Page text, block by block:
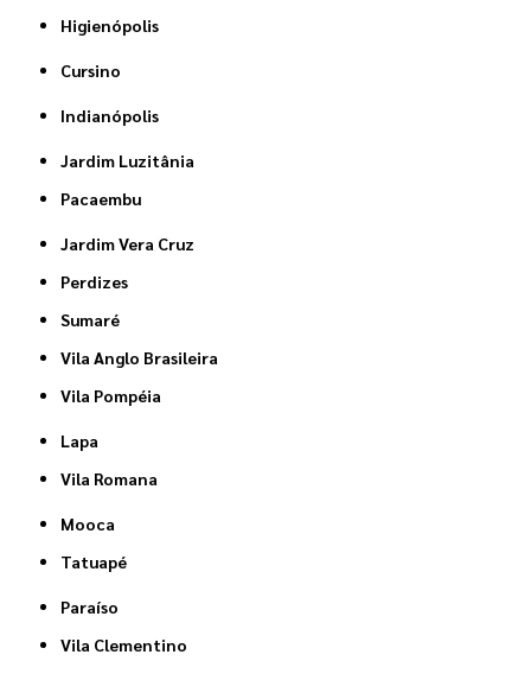
Higienópolis
Cursino
Indianópolis
Jardim Luzitânia
Pacaembu
Jardim Vera Cruz
Perdizes
Sumaré
Vila Anglo Brasileira
Vila Pompéia
Lapa
Vila Romana
Mooca
Tatuapé
Paraíso
Vila Clementino